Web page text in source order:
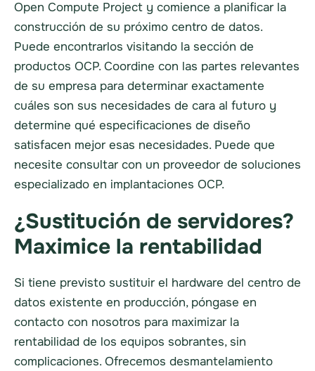
Open Compute Project y comience a planificar la
construcción de su próximo centro de datos.
Puede encontrarlos visitando la sección de
productos OCP. Coordine con las partes relevantes
de su empresa para determinar exactamente
cuáles son sus necesidades de cara al futuro y
determine qué especificaciones de diseño
satisfacen mejor esas necesidades. Puede que
necesite consultar con un proveedor de soluciones
especializado en implantaciones OCP.
¿Sustitución de servidores?
Maximice la rentabilidad
Si tiene previsto sustituir el hardware del centro de
datos existente en producción, póngase en
contacto con nosotros para maximizar la
rentabilidad de los equipos sobrantes, sin
complicaciones. Ofrecemos desmantelamiento